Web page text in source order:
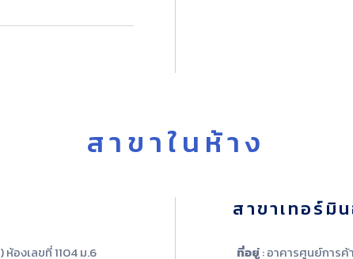
สาขาในห้าง
องเลขที่ 1104 ม.6
สาขาเทอร์มิ
ที่อยู่: อาคารศูนย์การค้